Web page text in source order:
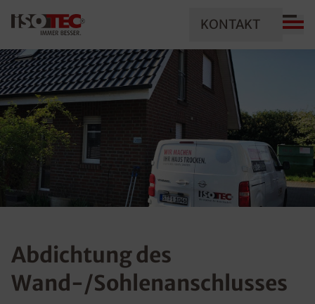
KONTAKT
Abdichtung des
Wand-/Sohlenanschlusses